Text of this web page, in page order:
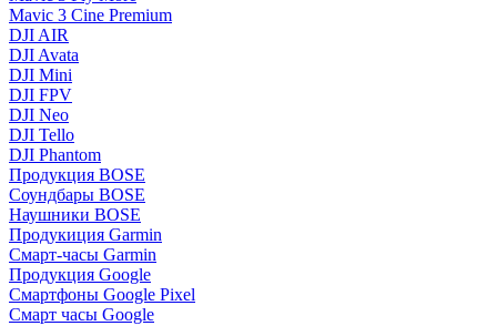
Mavic 3 Cine Premium
DJI AIR
DJI Avata
DJI Mini
DJI FPV
DJI Neo
DJI Tello
DJI Phantom
Продукция BOSE
Соундбары BOSE
Наушники BOSE
Продукиция Garmin
Смарт-часы Garmin
Продукция Google
Смартфоны Google Pixel
Смарт часы Google